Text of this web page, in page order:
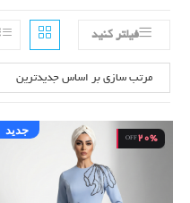
فیلتر کنید
جدید
20%
OFF